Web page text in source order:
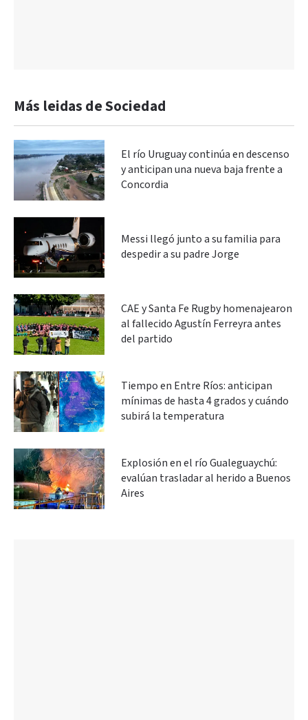
Más leidas de Sociedad
El río Uruguay continúa en descenso
y anticipan una nueva baja frente a
Concordia
Messi llegó junto a su familia para
despedir a su padre Jorge
CAE y Santa Fe Rugby homenajearon
al fallecido Agustín Ferreyra antes
del partido
Tiempo en Entre Ríos: anticipan
mínimas de hasta 4 grados y cuándo
subirá la temperatura
Explosión en el río Gualeguaychú:
evalúan trasladar al herido a Buenos
Aires